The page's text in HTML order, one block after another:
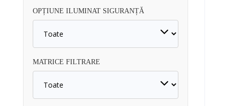
OPȚIUNE ILUMINAT SIGURANȚĂ
MATRICE FILTRARE